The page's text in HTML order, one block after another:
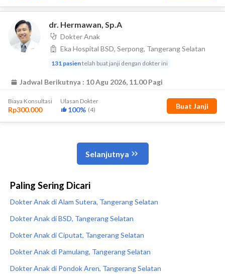
Paling Sering Dicari
Dokter Anak di Alam Sutera, Tangerang Selatan
Dokter Anak di BSD, Tangerang Selatan
Dokter Anak di Ciputat, Tangerang Selatan
Dokter Anak di Pamulang, Tangerang Selatan
Dokter Anak di Pondok Aren, Tangerang Selatan